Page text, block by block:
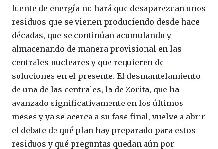
fuente de energía no hará que desaparezcan unos
residuos que se vienen produciendo desde hace
décadas, que se continúan acumulando y
almacenando de manera provisional en las
centrales nucleares y que requieren de
soluciones en el presente. El desmantelamiento
de una de las centrales, la de Zorita, que ha
avanzado significativamente en los últimos
meses y ya se acerca a su fase final, vuelve a abrir
el debate de qué plan hay preparado para estos
residuos y qué preguntas quedan aún por